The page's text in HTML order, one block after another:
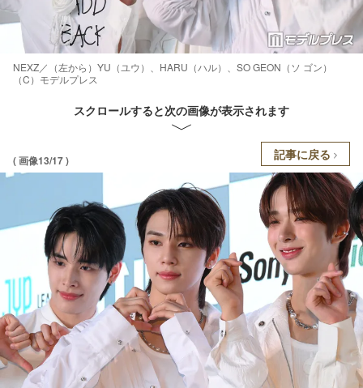
NEXZ／（左から）YU（ユウ）、HARU（ハル）、SO GEON（ソ ゴン）
（C）モデルプレス
スクロールすると次の画像が表示されます
( 画像13/17 ) 記事に戻る